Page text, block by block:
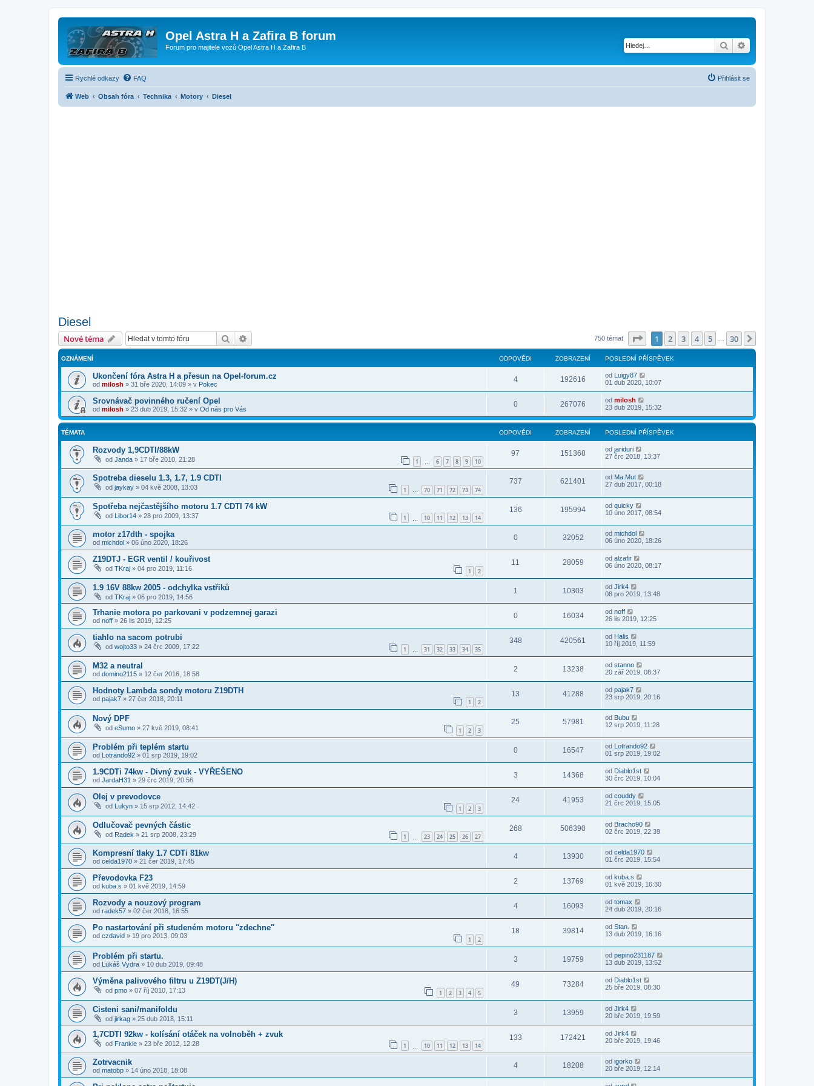
Opel Astra H a Zafira B forum
Forum pro majitele vozů Opel Astra H a Zafira B Hledat
Rychlé odkazy FAQ Přihlásit se
Web Obsah fóra Technika Motory Diesel
Diesel
Nové téma Hledat 750 témat Stránka z
1 2 3 4 5 30
OZNÁMENÍ ODPOVĚDI ZOBRAZENÍ POSLEDNÍ PŘÍSPĚVEK
Ukončení fóra Astra H a přesun na Opel-forum.cz
od milosh » 31 bře 2020, 14:09 » v Pokec
4 192616 od Luigy87
01 dub 2020, 10:07
Srovnávač povinného ručení Opel
od milosh » 23 dub 2019, 15:32 » v Od nás pro Vás
0 267076 od milosh
23 dub 2019, 15:32
TÉMATA ODPOVĚDI ZOBRAZENÍ POSLEDNÍ PŘÍSPĚVEK
Rozvody 1,9CDTI/88kW
od Janda » 17 bře 2010, 21:28 1 6 7 8 9 10
97 151368 od jariduri
27 črc 2018, 13:37
Spotreba dieselu 1.3, 1.7, 1.9 CDTI
od jaykay » 04 kvě 2008, 13:03 1 … 70 71 72 73 74
737 621401 od Ma.Mut
27 dub 2017, 00:18
Spotřeba nejčastějšího motoru 1.7 CDTI 74 kW
od Libor14 » 28 pro 2009, 13:37 1 10 11 12 13 14
136 195994 od quicky
10 úno 2017, 08:54
motor z17dth - spojka
od michdol » 06 úno 2020, 18:26
0 32052 od michdol
06 úno 2020, 18:26
Z19DTJ - EGR ventil / kouřivost
od TKraj » 04 pro 2019, 11:16 1 2
11 28059 od alzafir
06 úno 2020, 08:17
1.9 16V 88kw 2005 - odchylka vstřiků
od TKraj » 06 pro 2019, 14:56
1 10303 od Jirk4
08 pro 2019, 13:48
Trhanie motora po parkovani v podzemnej garazi
od noff » 26 lis 2019, 12:25
0 16034 od noff
26 lis 2019, 12:25
tiahlo na sacom potrubi
od wojto33 » 24 črc 2009, 17:22 1 … 31 32 33 34 35
348 420561 od Halis
10 říj 2019, 11:59
M32 a neutral
od domino2115 » 12 čer 2016, 18:58
2 13238 od stanno
20 zář 2019, 08:37
Hodnoty Lambda sondy motoru Z19DTH
od pajak7 » 27 čer 2018, 20:11 1 2
13 41288 od pajak7
23 srp 2019, 20:16
Nový DPF
od eSumo » 27 kvě 2019, 08:41 1 2 3
25 57981 od Bubu
12 srp 2019, 11:28
Problém při teplém startu
od Lotrando92 » 01 srp 2019, 19:02
0 16547 od Lotrando92
01 srp 2019, 19:02
1.9CDTi 74kw - Divný zvuk - VYŘEŠENO
od JardaH31 » 29 črc 2019, 20:56
3 14368 od Diablo1st
30 črc 2019, 10:04
Olej v prevodovce
od Lukyn » 15 srp 2012, 14:42 1 2 3
24 41953 od couddy
21 črc 2019, 15:05
Odlučovač pevných částic
od Radek » 21 srp 2008, 23:29 1 23 24 25 26 27
268 506390 od Bracho90
02 črc 2019, 22:39
Kompresní tlaky 1.7 CDTi 81kw
od celda1970 » 21 čer 2019, 17:45
4 13930 od celda1970
01 črc 2019, 15:54
Převodovka F23
od kuba.s » 01 kvě 2019, 14:59
2 13769 od kuba.s
01 kvě 2019, 16:30
Rozvody a nouzový program
od radek57 » 02 čer 2018, 16:55
4 16093 od tomax
24 dub 2019, 20:16
Po nastartování při studeném motoru "zdechne"
od czdavid » 19 pro 2013, 09:03 1 2
18 39814 od Stan.
13 dub 2019, 16:16
Problém při startu.
od Lukáš Vydra » 10 dub 2019, 09:48
3 19759 od pepino231187
13 dub 2019, 13:52
Výměna palivového filtru u Z19DT(J/H)
od pmo » 07 říj 2010, 17:13 1 2 3 4 5
49 73284 od Diablo1st
25 bře 2019, 08:30
Cisteni sani/manifoldu
od jirkag » 25 dub 2018, 15:11
3 13959 od Jirk4
20 bře 2019, 19:59
1,7CDTI 92kw - kolísání otáček na volnoběh + zvuk
od Frankie » 23 bře 2012, 12:28 1 10 11 12 13 14
133 172421 od Jirk4
20 bře 2019, 19:46
Zotrvacnik
od matobp » 14 úno 2018, 18:08
4 18208 od igorko
20 bře 2019, 12:14